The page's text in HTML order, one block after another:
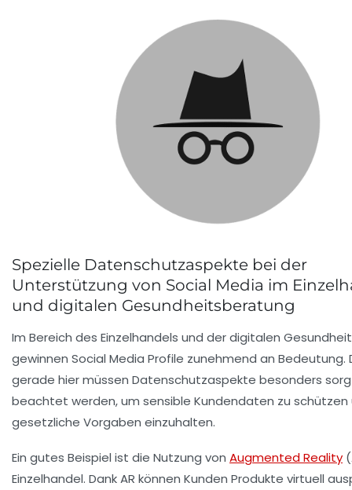
Spezielle Datenschutzaspekte bei der
Unterstützung von Social Media im
und digitalen Gesundheitsberatung
Im Bereich des Einzelhandels und der digitalen
gewinnen Social Media Profile zunehmend an Bedeutung.
gerade hier müssen Datenschutzaspekte besonders
beachtet werden, um sensible Kundendaten zu schützen
gesetzliche Vorgaben einzuhalten.
Ein gutes Beispiel ist die Nutzung von Augmented Reality
Einzelhandel. Dank AR können Kunden Produkte virtuell